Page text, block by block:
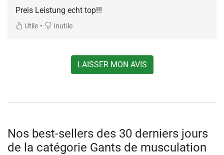
Preis Leistung echt top!!!
Utile • Inutile
LAISSER MON AVIS
Nos best-sellers des 30 derniers jours
de la catégorie Gants de musculation